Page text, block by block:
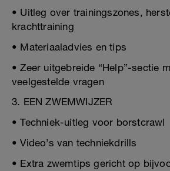
• Uitleg over trainingszones,
krachttraining
• Materiaaladvies en tips
• Zeer uitgebreide “Help”-sectie
veelgestelde vragen
3. EEN ZWEMWIJZER
• Techniek-uitleg voor borstcrawl
• Video’s van techniekdrills
• Extra zwemtips gericht op